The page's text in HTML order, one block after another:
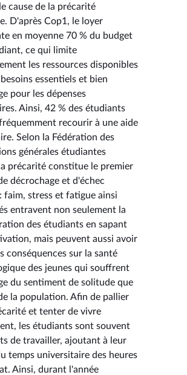
cause de la précarité
D'après Cop1, le loyer
en moyenne 70 % du budget
ce qui limite
les ressources disponibles
essentiels et bien
pour les dépenses
Ainsi, 42 % des étudiants
recourir à une aide
Selon la Fédération des
générales étudiantes
précarité constitue le premier
décrochage et d'échec
faim, stress et fatigue ainsi
entravent non seulement la
des étudiants en sapant
mais peuvent aussi avoir
conséquences sur la santé
des jeunes qui souffrent
du sentiment de solitude que
la population. Afin de pallier
et tenter de vivre
les étudiants sont souvent
de travailler, ajoutant à leur
temps universitaire des heures
Ainsi, durant l'année